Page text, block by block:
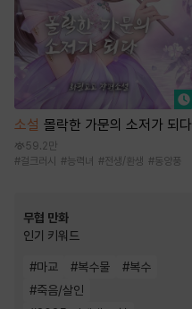
소설 몰락한 가문의 소저가 되다
59.2만
#걸크러시 #능력녀 #전생/환생 #동양풍
무협 만화
인기 키워드
#마교 #복수물 #복수
#죽음/살인